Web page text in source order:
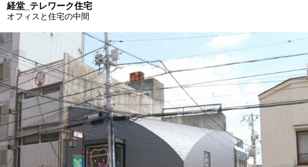
経堂_テレワーク住宅
オフィスと住宅の中間